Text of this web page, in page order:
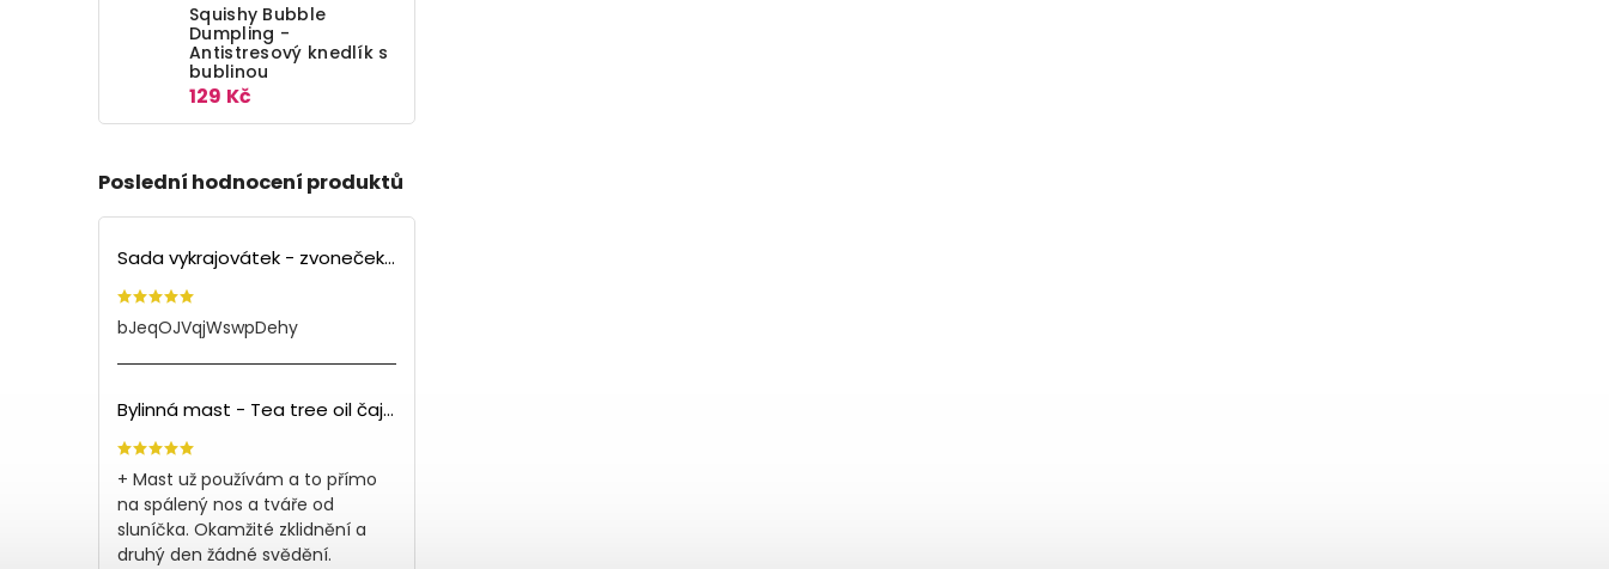
Squishy Bubble
Dumpling -
Antistresový knedlík s
bublinou
129 Kč
Poslední hodnocení produktů
Sada vykrajovátek - zvoneček (3ks)
bJeqOJVqjWswpDehy
Bylinná mast - Tea tree oil čajovník (150ml)
+ Mast už používám a to přímo
na spálený nos a tváře od
sluníčka. Okamžité zklidnění a
druhý den žádné svědění.